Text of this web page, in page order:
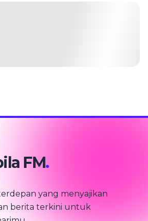
FM.
yang menyajikan
berita terkini untuk